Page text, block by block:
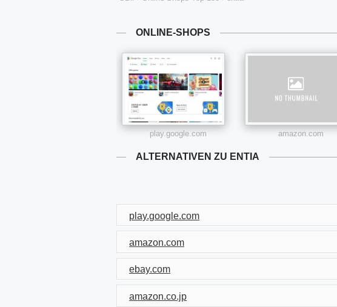
ONLINE-SHOPS
play.google.com amazon.com
ALTERNATIVEN ZU ENTIA
play.google.com
amazon.com
ebay.com
amazon.co.jp